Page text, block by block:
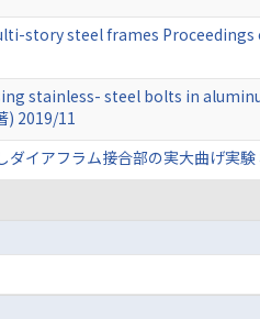
story steel frames
stainless- steel bolts in
) 2019/11
イアフラム接合部の実大曲げ実